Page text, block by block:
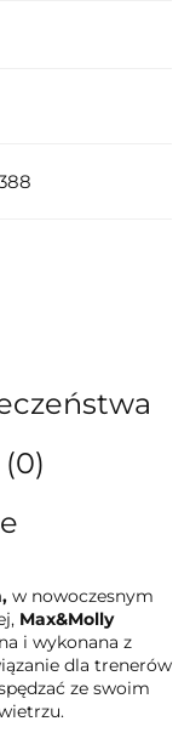
w nowoczesnym
Max&Molly
i wykonana z
dla trenerów
ze swoim